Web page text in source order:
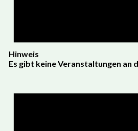
Hinweis
Es gibt keine Veranstaltungen an